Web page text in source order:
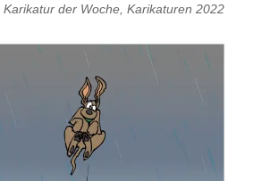
Karikatur der Woche, Karikaturen 2022